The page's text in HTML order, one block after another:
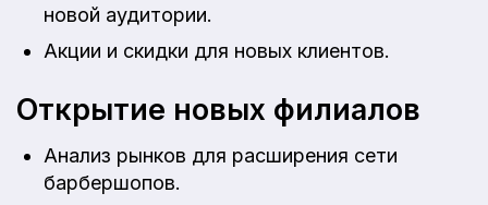
новой аудитории.
Акции и скидки для новых клиентов.
Открытие новых филиалов
Анализ рынков для расширения сети
барбершопов.